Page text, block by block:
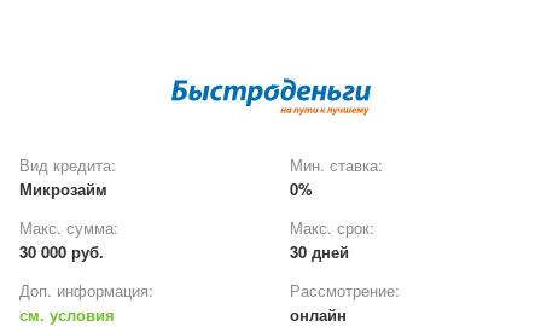
Вид кредита:
Микрозайм
Мин. ставка:
0%
Макс. сумма:
30 000 руб.
Макс. срок:
30 дней
Доп. информация:
см. условия
Рассмотрение:
онлайн